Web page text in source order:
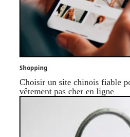
Shopping
Choisir un site chinois fiable
vêtement pas cher en ligne